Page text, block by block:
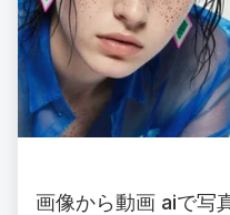
画像から動画 aiで写